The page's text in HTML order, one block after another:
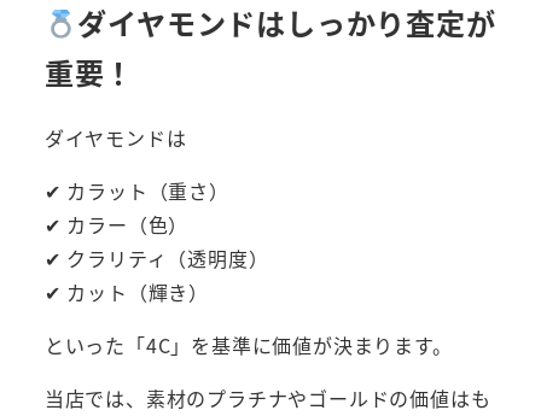
ダイヤモンドはしっかり査定が
重要！
ダイヤモンドは
✔ カラット（重さ）
✔ カラー（色）
✔ クラリティ（透明度）
✔ カット（輝き）
といった「4C」を基準に価値が決まります。
当店では、素材のプラチナやゴールドの価値はも